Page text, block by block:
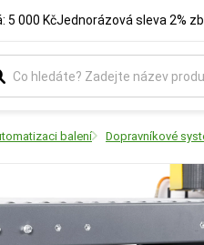
5 000 KčJednorázová sleva 2%
balení Dopravníkové